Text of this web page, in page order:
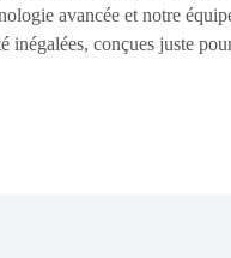
avancée et notre
inégalées, conçues juste